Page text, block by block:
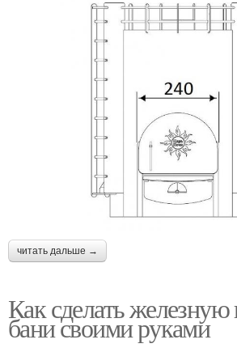
читать дальше →
Как сделать железную
бани своими руками